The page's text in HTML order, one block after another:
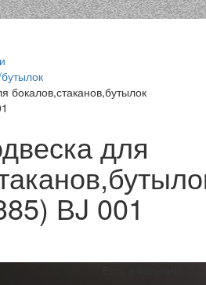
бокалов,стаканов,бутылок
для
ВJ 001